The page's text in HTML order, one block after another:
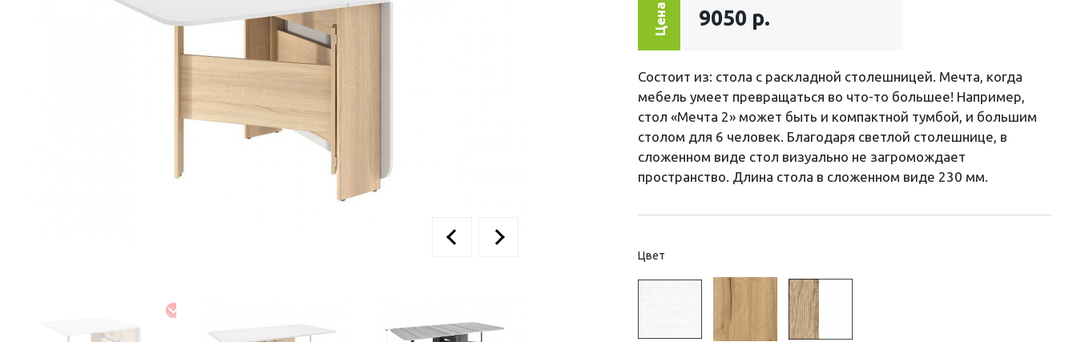
Цена 9050 р.
Состоит из: стола с раскладной столешницей. Мечта, когда
мебель умеет превращаться во что-то большее! Например,
стол «Мечта 2» может быть и компактной тумбой, и большим
столом для 6 человек. Благодаря светлой столешнице, в
сложенном виде стол визуально не загромождает
пространство. Длина стола в сложенном виде 230 мм.
Цвет